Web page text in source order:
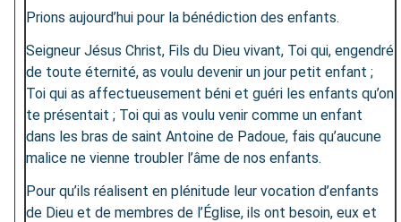
Prions aujourd’hui pour la bénédiction des enfants.
Seigneur Jésus Christ, Fils du Dieu vivant, Toi qui, engendré
de toute éternité, as voulu devenir un jour petit enfant ;
Toi qui as affectueusement béni et guéri les enfants qu’on
te présentait ; Toi qui as voulu venir comme un enfant
dans les bras de saint Antoine de Padoue, fais qu’aucune
malice ne vienne troubler l’âme de nos enfants.
Pour qu’ils réalisent en plénitude leur vocation d’enfants
de Dieu et de membres de l’Église, ils ont besoin, eux et